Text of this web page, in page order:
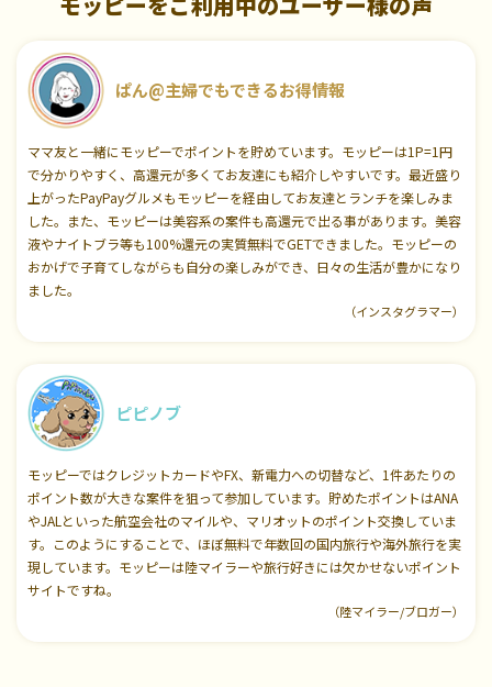
ぱん@主婦でもできるお得情報
ママ友と一緒にモッピーでポイントを貯めています。モッピーは1P=1円
で分かりやすく、高還元が多くてお友達にも紹介しやすいです。最近盛り
上がったPayPayグルメもモッピーを経由してお友達とランチを楽しみま
した。また、モッピーは美容系の案件も高還元で出る事があります。美容
液やナイトブラ等も100%還元の実質無料でGETできました。モッピーの
おかげで子育てしながらも自分の楽しみができ、日々の生活が豊かになり
ました。
（インスタグラマー）
ピピノブ
モッピーではクレジットカードやFX、新電力への切替など、1件あたりの
ポイント数が大きな案件を狙って参加しています。貯めたポイントはANA
やJALといった航空会社のマイルや、マリオットのポイント交換していま
す。このようにすることで、ほぼ無料で年数回の国内旅行や海外旅行を実
現しています。モッピーは陸マイラーや旅行好きには欠かせないポイント
サイトですね。
（陸マイラー/ブロガー）